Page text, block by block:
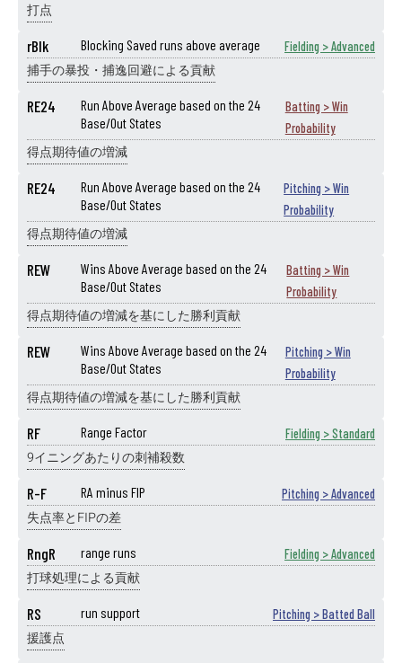
打点
rBlk Blocking Saved runs above average Fielding > Advanced
捕手の暴投・捕逸回避による貢献
RE24
Run Above Average based on the 24
Base/Out States
Batting > Win
Probability
得点期待値の増減
RE24
Run Above Average based on the 24
Base/Out States
Pitching > Win
Probability
得点期待値の増減
REW
Wins Above Average based on the 24
Base/Out States
Batting > Win
Probability
得点期待値の増減を基にした勝利貢献
REW
Wins Above Average based on the 24
Base/Out States
Pitching > Win
Probability
得点期待値の増減を基にした勝利貢献
RF Range Factor Fielding > Standard
9イニングあたりの刺補殺数
R-F RA minus FIP Pitching > Advanced
失点率とFIPの差
RngR range runs Fielding > Advanced
打球処理による貢献
RS run support Pitching > Batted Ball
援護点